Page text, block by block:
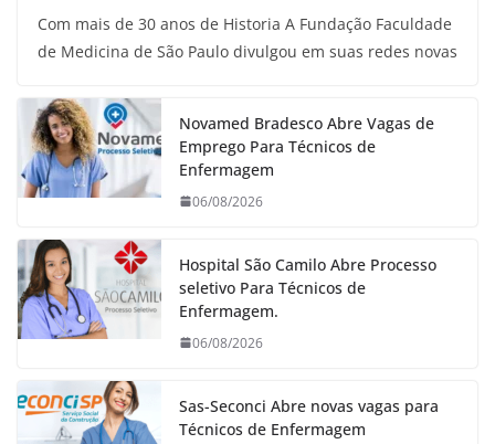
Com mais de 30 anos de Historia A Fundação Faculdade
de Medicina de São Paulo divulgou em suas redes novas
Novamed Bradesco Abre Vagas de
Emprego Para Técnicos de
Enfermagem
06/08/2026
Hospital São Camilo Abre Processo
seletivo Para Técnicos de
Enfermagem.
06/08/2026
Sas-Seconci Abre novas vagas para
Técnicos de Enfermagem